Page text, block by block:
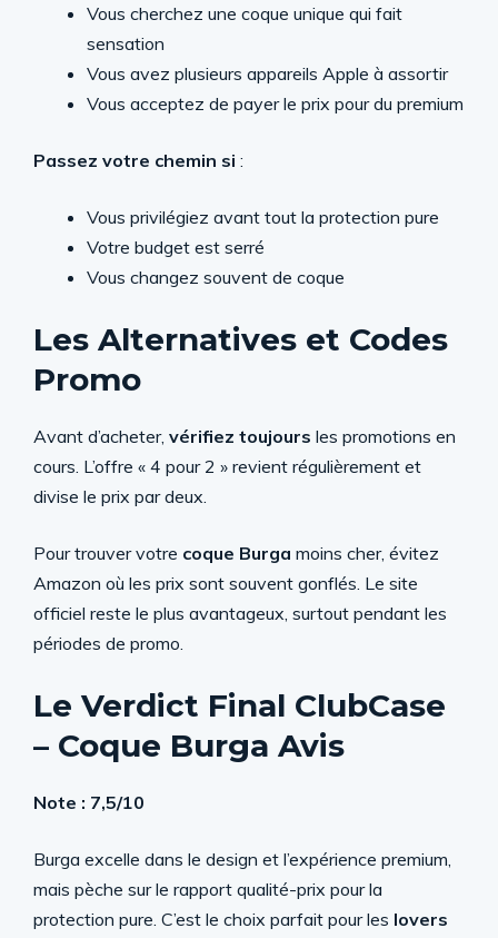
Vous cherchez une coque unique qui fait
sensation
Vous avez plusieurs appareils Apple à assortir
Vous acceptez de payer le prix pour du premium
Passez votre chemin si :
Vous privilégiez avant tout la protection pure
Votre budget est serré
Vous changez souvent de coque
Les Alternatives et Codes
Promo
Avant d’acheter, vérifiez toujours les promotions en
cours. L’offre « 4 pour 2 » revient régulièrement et
divise le prix par deux.
Pour trouver votre coque Burga moins cher, évitez
Amazon où les prix sont souvent gonflés. Le site
officiel reste le plus avantageux, surtout pendant les
périodes de promo.
Le Verdict Final ClubCase
– Coque Burga Avis
Note : 7,5/10
Burga excelle dans le design et l’expérience premium,
mais pèche sur le rapport qualité-prix pour la
protection pure. C’est le choix parfait pour les lovers